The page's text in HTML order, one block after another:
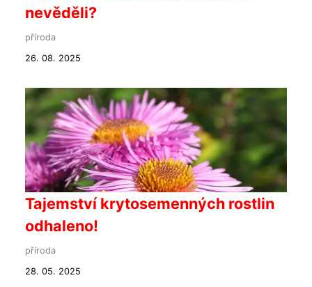
nevěděli?
příroda
26. 08. 2025
Tajemství krytosemenných rostlin
odhaleno!
příroda
28. 05. 2025